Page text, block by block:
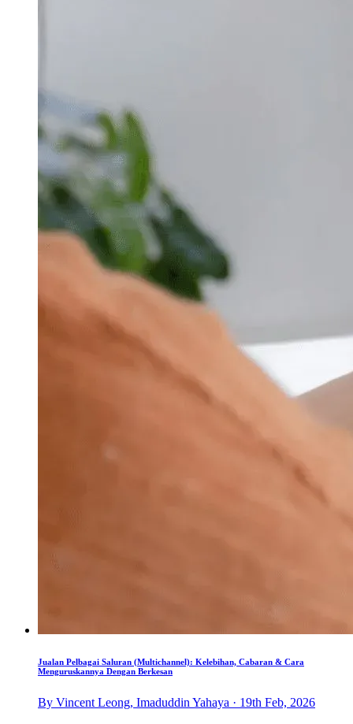
Jualan Pelbagai Saluran (Multichannel): Kelebihan, Cabaran & Cara
Menguruskannya Dengan Berkesan
By Vincent Leong, Imaduddin Yahaya · 19th Feb, 2026